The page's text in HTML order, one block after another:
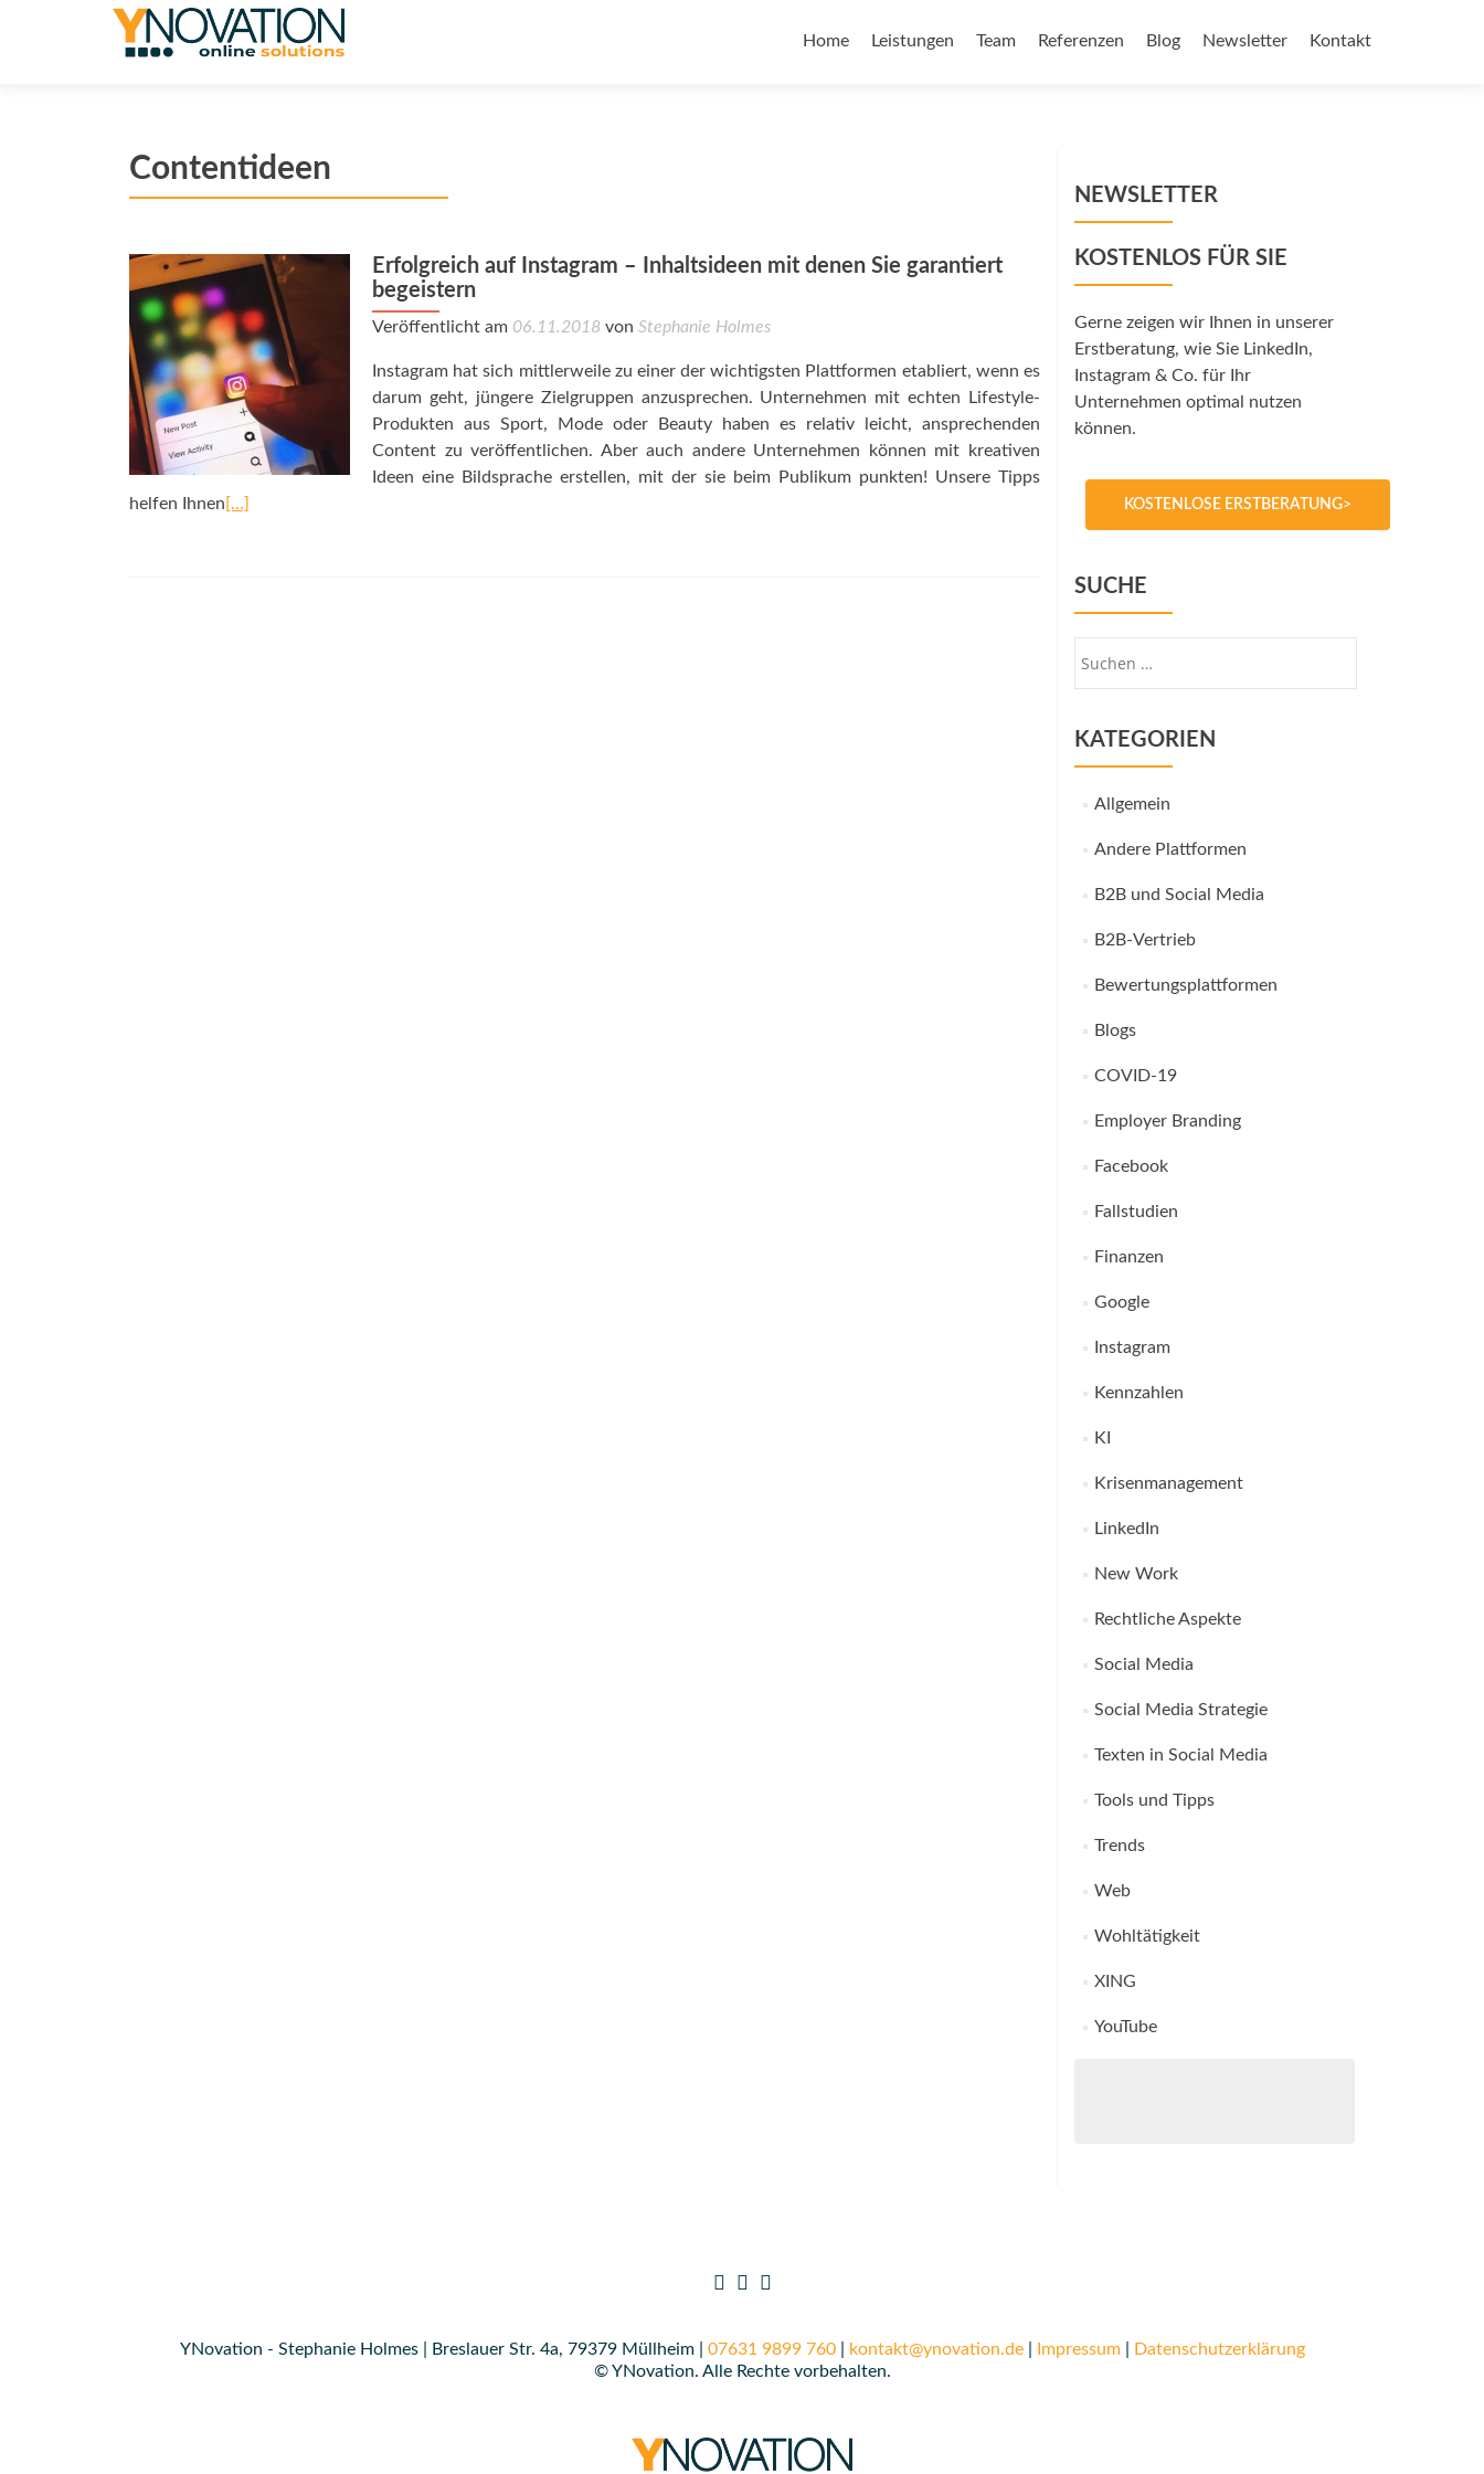
Home Leistungen Team Referenzen Blog Newsletter Kontakt
Contentideen
Erfolgreich auf Instagram – Inhaltsideen mit denen Sie garantiert
begeistern
Veröffentlicht am 06.11.2018 von Stephanie Holmes
Instagram hat sich mittlerweile zu einer der wichtigsten Plattformen etabliert, wenn es
darum geht, jüngere Zielgruppen anzusprechen. Unternehmen mit echten Lifestyle-
Produkten aus Sport, Mode oder Beauty haben es relativ leicht, ansprechenden
Content zu veröffentlichen. Aber auch andere Unternehmen können mit kreativen
Ideen eine Bildsprache erstellen, mit der sie beim Publikum punkten! Unsere Tipps
helfen Ihnen […]
NEWSLETTER
KOSTENLOS FÜR SIE
Gerne zeigen wir Ihnen in unserer
Erstberatung, wie Sie LinkedIn,
Instagram & Co. für Ihr
Unternehmen optimal nutzen
können.
KOSTENLOSE ERSTBERATUNG>
SUCHE
KATEGORIEN
Allgemein
Andere Plattformen
B2B und Social Media
B2B-Vertrieb
Bewertungsplattformen
Blogs
COVID-19
Employer Branding
Facebook
Fallstudien
Finanzen
Google
Instagram
Kennzahlen
KI
Krisenmanagement
LinkedIn
New Work
Rechtliche Aspekte
Social Media
Social Media Strategie
Texten in Social Media
Tools und Tipps
Trends
Web
Wohltätigkeit
XING
YouTube
YNovation - Stephanie Holmes | Breslauer Str. 4a, 79379 Müllheim | 07631 9899 760| kontakt@ynovation.de| Impressum|
Datenschutzerklärung
© YNovation. Alle Rechte vorbehalten.